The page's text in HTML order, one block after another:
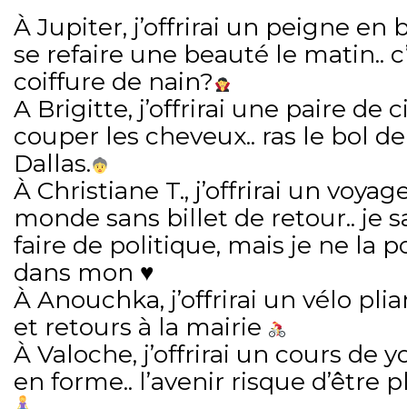
À Jupiter, j’offrirai un peigne en
se refaire une beauté le matin..
coiffure de nain?
A Brigitte, j’offrirai une paire de
couper les cheveux.. ras le bol
Dallas.
À Christiane T., j’offrirai un
monde sans billet de retour.. je
faire de politique, mais je ne la
dans mon ♥️
À Anouchka, j’offrirai un vélo
et retours à la mairie
À Valoche, j’offrirai un cours de
en forme.. l’avenir risque d’être